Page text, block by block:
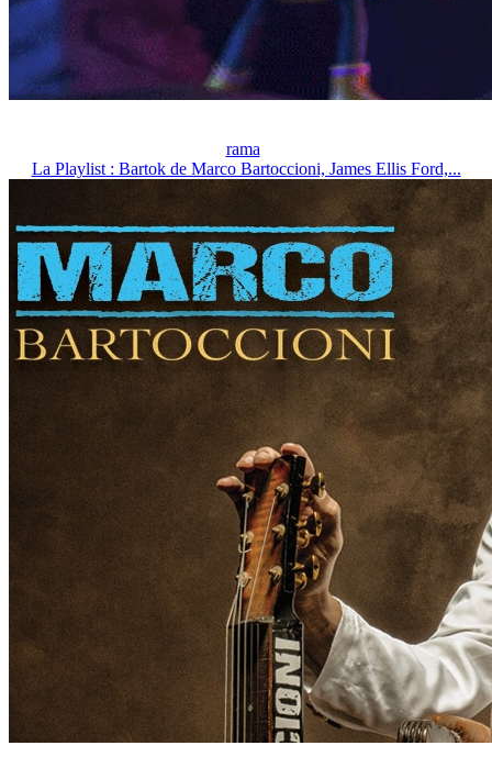
rama
La Playlist : Bartok de Marco Bartoccioni, James Ellis Ford,...